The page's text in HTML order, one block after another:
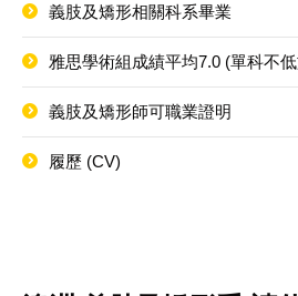
義肢及矯形相關科系畢業
雅思學術組成績平均7.0 (單科不
義肢及矯形師可職業證明
履歷 (CV)